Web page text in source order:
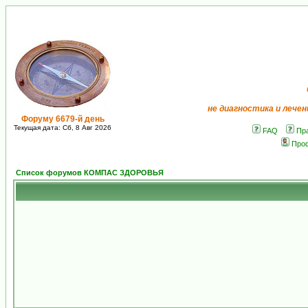
Форуму 6679-й день
Текущая дата: Сб, 8 Авг 2026
не диагностика и
FAQ
Список форумов КОМПАС ЗДОРОВЬЯ